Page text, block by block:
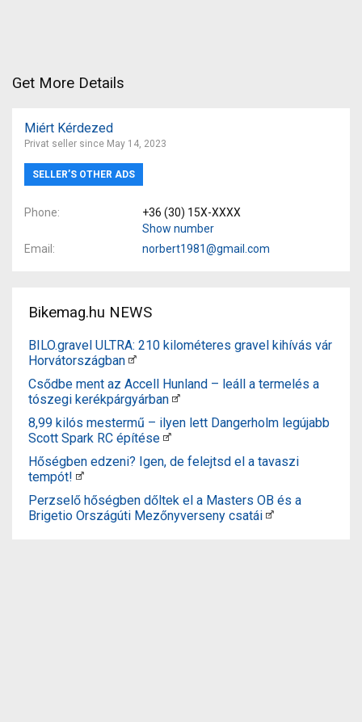
Get More Details
Miért Kérdezed
Privat seller since May 14, 2023
SELLER’S OTHER ADS
Phone
+36 (30) 15X-XXXX
Show number
Email
norbert1981@gmail.com
Bikemag.hu NEWS
BILO.gravel ULTRA: 210 kilométeres gravel kihívás vár
Horvátországban
Csődbe ment az Accell Hunland – leáll a termelés a
tószegi kerékpárgyárban
8,99 kilós mestermű – ilyen lett Dangerholm legújabb
Scott Spark RC építése
Hőségben edzeni? Igen, de felejtsd el a tavaszi
tempót!
Perzselő hőségben dőltek el a Masters OB és a
Brigetio Országúti Mezőnyverseny csatái